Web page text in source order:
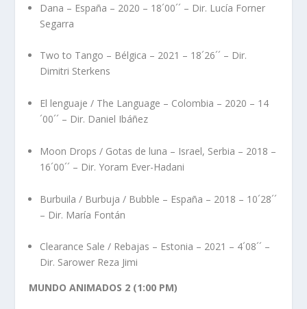
Dana – España – 2020 – 18´00´´ – Dir. Lucía Forner
Segarra
Two to Tango – Bélgica – 2021 – 18´26´´ – Dir.
Dimitri Sterkens
El lenguaje / The Language – Colombia – 2020 – 14
´00´´ – Dir. Daniel Ibáñez
Moon Drops / Gotas de luna – Israel, Serbia – 2018 –
16´00´´ – Dir. Yoram Ever-Hadani
Burbuila / Burbuja / Bubble – España – 2018 – 10´28´´
– Dir. María Fontán
Clearance Sale / Rebajas – Estonia – 2021 – 4´08´´ –
Dir. Sarower Reza Jimi
MUNDO ANIMADOS 2 (1:00 PM)